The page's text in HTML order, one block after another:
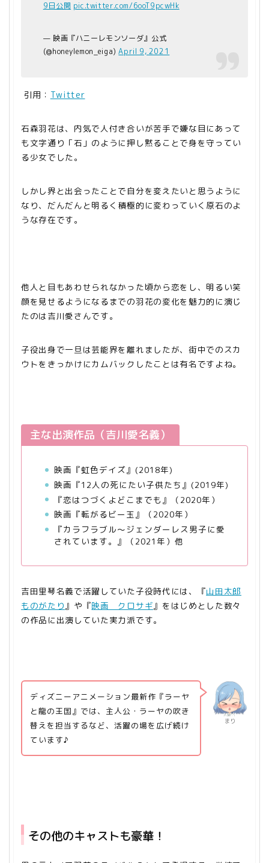
9日公開 pic.twitter.com/6ooT9pcwHk
— 映画『ハニーレモンソーダ』公式
(@honeylemon_eiga)April 9, 2021
引用： Twitter
石森羽花は、内気で人付き合いが苦手で嫌な目にあって
も文字通り「石」のように押し黙ることで身を守ってい
る少女でした。
しかし界と出会ったことで自分を変えたいと思うように
なり、だんだんと明るく積極的に変わっていく原石のよ
うな存在です。
他人と目もあわせられなかった頃から恋をし、明るい笑
顔を見せるようになるまでの羽花の変化を魅力的に演じ
たのは吉川愛さんです。
子役出身で一旦は芸能界を離れましたが、街中でのスカ
ウトをきっかけにカムバックしたことは有名ですよね。
主な出演作品（吉川愛名義）
映画『虹色デイズ』(2018年)
映画『12人の死にたい子供たち』(2019年)
『恋はつづくよどこまでも』（2020年）
映画『転がるビー玉』（2020年）
『カラフラブル～ジェンダーレス男子に愛
されています。』（2021年）他
吉田里琴名義で活躍していた子役時代には、『山田太郎
ものがたり』や『映画 クロサギ』をはじめとした数々
の作品に出演していた実力派です。
まり
ディズニーアニメーション最新作『ラーヤ
と龍の王国』では、主人公・ラーヤの吹き
替えを担当するなど、活躍の場を広げ続け
ています♪
その他のキャストも豪華！